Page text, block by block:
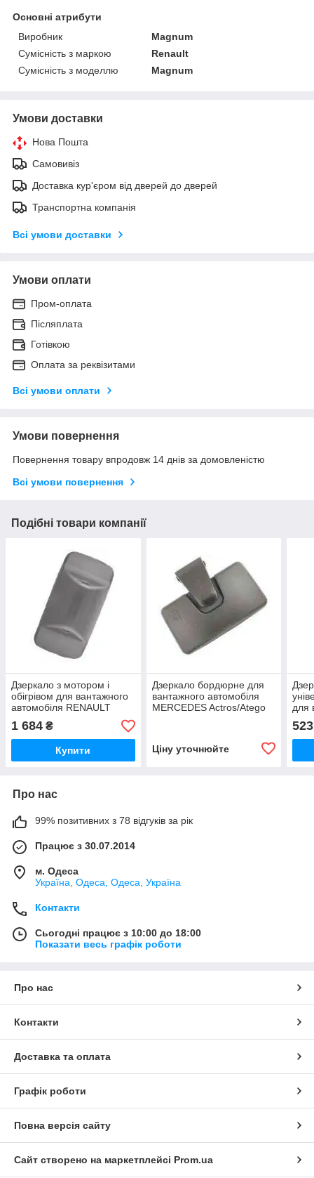
Основні атрибути
Виробник
Magnum
Сумісність з маркою
Renault
Сумісність з моделлю
Magnum
Умови доставки
Нова Пошта
Самовивіз
Доставка кур'єром від дверей до дверей
Транспортна компанія
Всі умови доставки
Умови оплати
Пром-оплата
Післяплата
Готівкою
Оплата за реквізитами
Всі умови оплати
Умови повернення
Повернення товару впродовж 14 днів за домовленістю
Всі умови повернення
Подібні товари компанії
Дзеркало з мотором і
обігрівом для вантажного
автомобіля RENAULT
1 684 ₴
Купити
Дзеркало бордюрне для
вантажного автомобіля
MERCEDES Actros/Atego
Ціну уточнюйте
для
523
Про нас
99% позитивних з 78 відгуків за рік
Працює з 30.07.2014
м. Одеса
Україна, Одеса, Одеса, Україна
Контакти
Сьогодні працює з 10:00 до 18:00
Показати весь графік роботи
Про нас
Контакти
Доставка та оплата
Графік роботи
Повна версія сайту
Сайт створено на маркетплейсі Prom.ua